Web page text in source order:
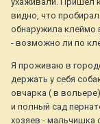
видно, что
обнаружила клеймо
- возможно ли по
Я проживаю в
держать у себя
овчарка ( в
и полный сад
хозяев - мальчишка